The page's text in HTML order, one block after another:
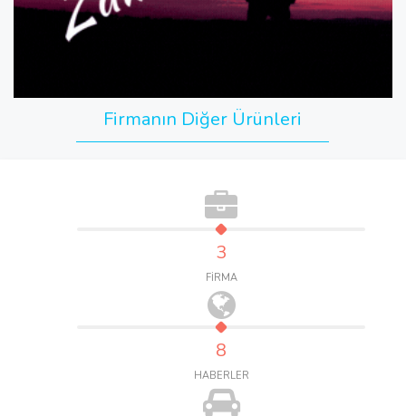
Firmanın Diğer Ürünleri
3
FİRMA
8
HABERLER